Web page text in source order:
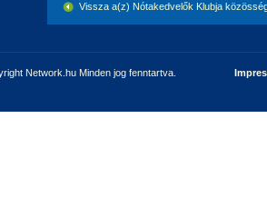
Vissza a(z) Nótakedvelők Klubja
Network.hu Minden jog fenntartva.